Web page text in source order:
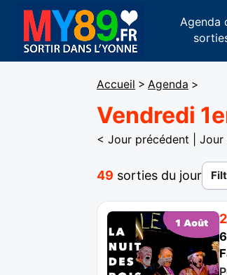
Agenda
Accueil > Agenda >
Vendredi
< Jour précédent Jour
49 sorties du jour